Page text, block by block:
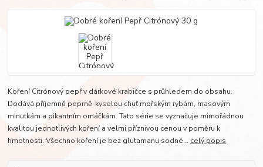
Koření Citrónový pepř v dárkové krabičce s průhledem do obsahu.
Dodává příjemně peprně-kyselou chuť mořským rybám, masovým
minutkám a pikantním omáčkám. Tato série se vyznačuje mimořádnou
kvalitou jednotlivých koření a velmi příznivou cenou v poměru k
hmotnosti. Všechno koření je bez glutamanu sodné... celý popis